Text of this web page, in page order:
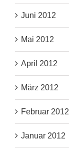
Juni 2012
Mai 2012
April 2012
März 2012
Februar 2012
Januar 2012